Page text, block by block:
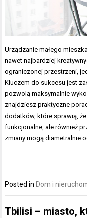
Urządzanie małego
nawet najbardziej
ograniczonej przestrzeni,
Kluczem do sukcesu jest
pozwolą maksymalnie
znajdziesz praktyczne
dodatków, które sprawią,
funkcjonalne, ale również
zmiany mogą diametralnie
Posted in Dom i
Tbilisi – miasto,